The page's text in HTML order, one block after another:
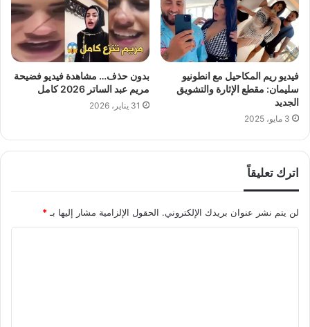
فيديو ريم المكاحيل مع انطونيو
سليمان: مقطع الإثارة والتشويق
الجديد
3 مايو، 2025
بدون حذف… مشاهدة فيديو فضيحة
مريم عبد الساتر 2026 كامل
31 يناير، 2026
اترك تعليقاً
لن يتم نشر عنوان بريدك الإلكتروني. الحقول الإلزامية مشار إليها بـ*